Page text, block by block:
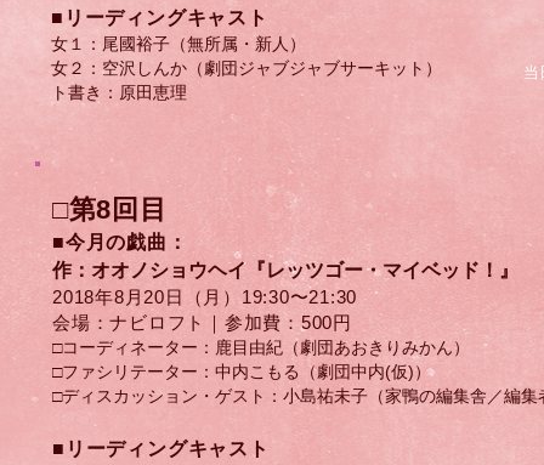
​■リーディングキャスト
女１：尾國裕子（無所属・新人）
女２：空沢しんか（劇団ジャブジャブサーキット）
ト書き：原田恵理
当
□第8回目
■今月の戯曲：
作： オオノショウヘイ 『レッツゴー・マイベッド！』
2018年8月20日（月）​19:30〜21:30
会場：ナビロフト｜参加費：500円
□コーディネーター：鹿目由紀（劇団あおきりみかん）
□ファシリテーター：中内こもる（劇団中内(仮)）
□ディスカッション・ゲスト：小島祐未子（家鴨の編集舎／編集
​■リーディングキャスト